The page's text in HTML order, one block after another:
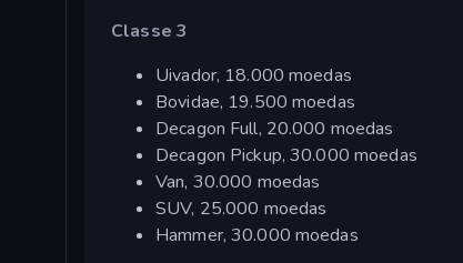
Classe 3
Uivador, 18.000 moedas
Bovidae, 19.500 moedas
Decagon Full, 20.000 moedas
Decagon Pickup, 30.000 moedas
Van, 30.000 moedas
SUV, 25.000 moedas
Hammer, 30.000 moedas